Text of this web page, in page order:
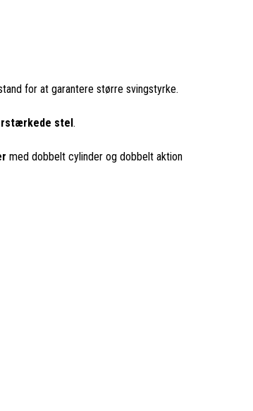
for at garantere større svingstyrke.
stel.
med dobbelt cylinder og dobbelt aktion